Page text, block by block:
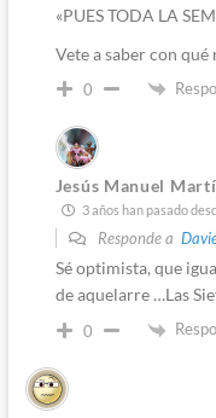
«PUES TODA LA
Vete a saber con
0
Jesús Manuel
3 años han pasado
Responde a
Sé optimista, que
de aquelarre …Las
0